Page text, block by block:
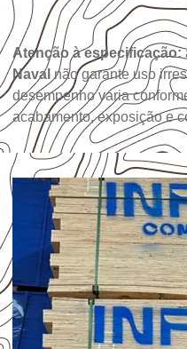
Atenção à especificação:
Naval não garante uso
desempenho varia
acabamento, exposição e